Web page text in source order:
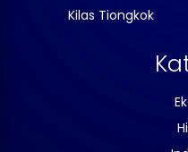
Kilas Tiongkok